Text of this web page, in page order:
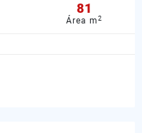
81
Área m2